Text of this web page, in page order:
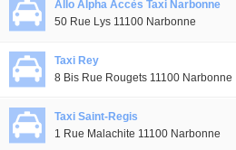
Allo Alpha Accès Taxi Narbonne
50 Rue Lys 11100 Narbonne
Taxi Rey
8 Bis Rue Rougets 11100 Narbonne
Taxi Saint-Regis
1 Rue Malachite 11100 Narbonne